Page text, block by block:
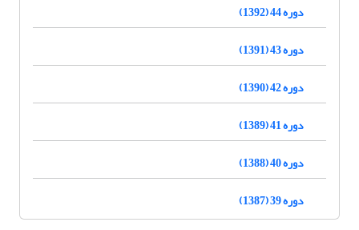
دوره 44 (1392)
دوره 43 (1391)
دوره 42 (1390)
دوره 41 (1389)
دوره 40 (1388)
دوره 39 (1387)